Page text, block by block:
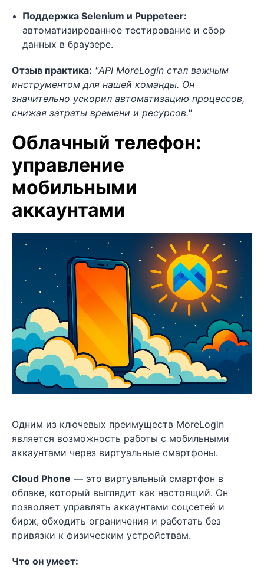
Поддержка Selenium и Puppeteer:
автоматизированное тестирование и сбор
данных в браузере.
Отзыв практика: "API MoreLogin стал важным
инструментом для нашей команды. Он
значительно ускорил автоматизацию процессов,
снижая затраты времени и ресурсов."
Облачный телефон:
управление
мобильными
аккаунтами
Одним из ключевых преимуществ MoreLogin
является возможность работы с мобильными
аккаунтами через виртуальные смартфоны.
Cloud Phone — это виртуальный смартфон в
облаке, который выглядит как настоящий. Он
позволяет управлять аккаунтами соцсетей и
бирж, обходить ограничения и работать без
привязки к физическим устройствам.
Что он умеет: